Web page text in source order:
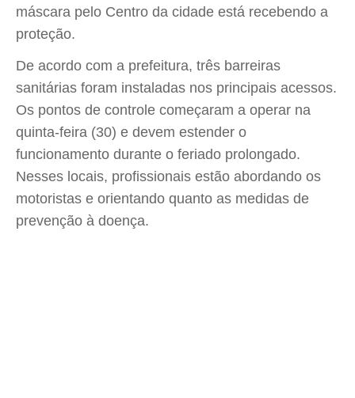
máscara pelo Centro da cidade está recebendo a
proteção.
De acordo com a prefeitura, três barreiras
sanitárias foram instaladas nos principais acessos.
Os pontos de controle começaram a operar na
quinta-feira (30) e devem estender o
funcionamento durante o feriado prolongado.
Nesses locais, profissionais estão abordando os
motoristas e orientando quanto as medidas de
prevenção à doença.